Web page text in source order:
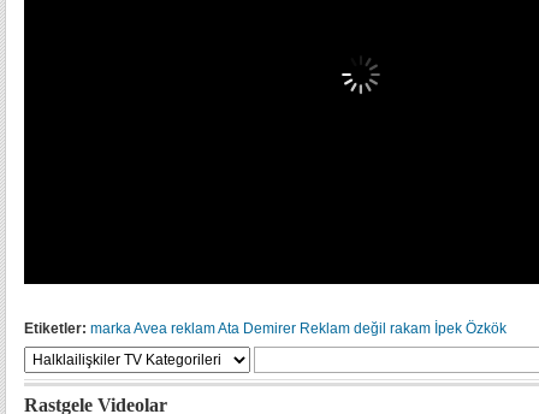
Etiketler: markaAvea reklamAta Demirer Reklam değil rakam İpek Özkök
Rastgele Videolar